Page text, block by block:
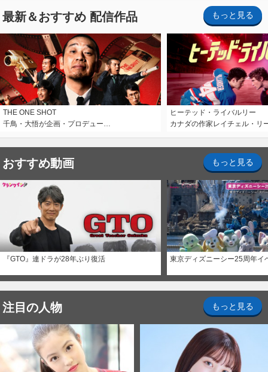
最新＆おすすめ 配信作品 もっと見る
THE ONE SHOT
千鳥・大悟が企画・プロデュー…
ヒーテッド・ライバルリー
カナダの作家レイチェル・リ
おすすめ動画 もっと見る
『GTO』連ドラが28年ぶり復活 東京ディズニーシー25周年イ
注目の人物 もっと見る